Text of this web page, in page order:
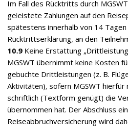
Im Fall des Rücktritts durch
geleistete Zahlungen auf den
spätestens innerhalb von 14
Rücktrittserklärung, an den
10.9 Keine Erstattung
MGSWT übernimmt keine Kosten
gebuchte Drittleistungen (z. B.
Aktivitäten), sofern MGSWT hierfür
schriftlich (Textform genügt) die
übernommen hat. Der Abschluss
Reiseabbruchversicherung wird